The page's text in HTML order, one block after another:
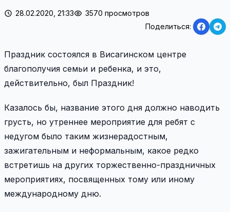
28.02.2020, 21:33
3570 просмотров
Поделиться:
Праздник состоялся в Висагинском центре
благополучия семьи и ребенка, и это,
действительно, был Праздник!
Казалось бы, название этого дня должно наводить
грусть, но утреннее мероприятие для ребят с
недугом было таким жизнерадостным,
зажигательным и неформальным, какое редко
встретишь на других торжественно-праздничных
мероприятиях, посвященных тому или иному
международному дню.